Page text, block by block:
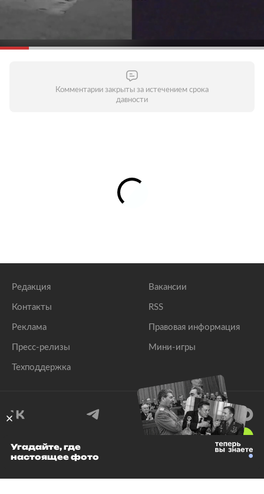
Комментарии закрыты за истечением срока
давности
Редакция
Контакты
Реклама
Пресс-релизы
Техподдержка
Вакансии
RSS
Правовая информация
Мини-игры
© 1999–2026 Все права защищены.
Угадайте, где
настоящее фото